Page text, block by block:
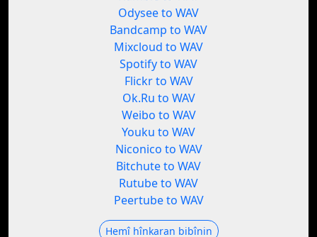
Odysee to WAV
Bandcamp to WAV
Mixcloud to WAV
Spotify to WAV
Flickr to WAV
Ok.Ru to WAV
Weibo to WAV
Youku to WAV
Niconico to WAV
Bitchute to WAV
Rutube to WAV
Peertube to WAV
Hemî hînkaran bibînin